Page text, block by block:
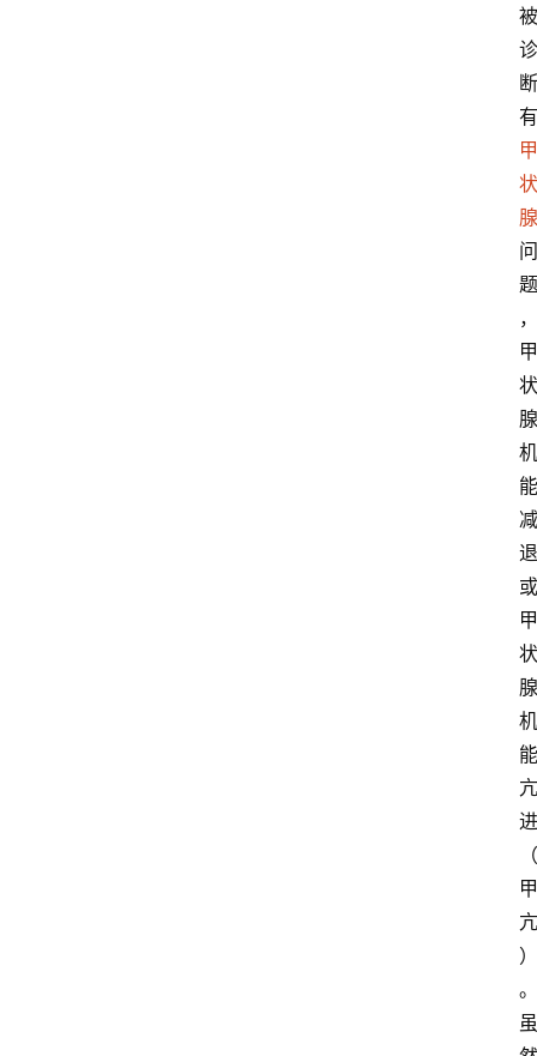
被
诊
断
有
甲
状
腺
问
题
，
甲
状
腺
机
能
减
退
或
甲
状
腺
机
能
亢
进
（
甲
亢
）
。
虽